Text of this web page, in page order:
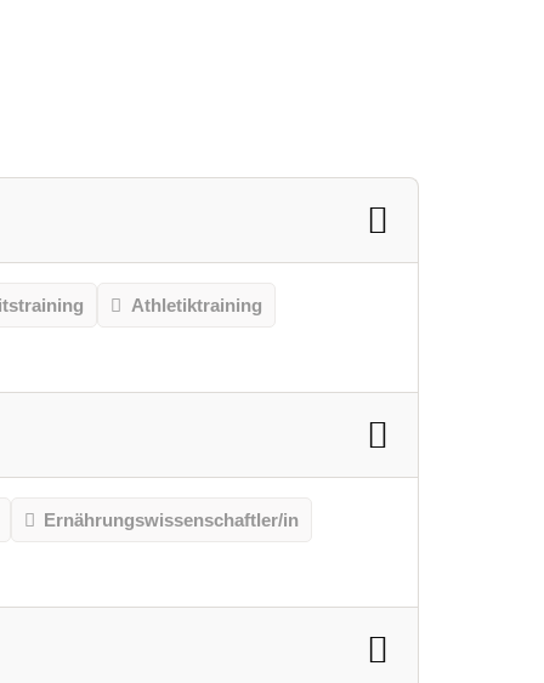
Athletiktraining
Ernährungswissenschaftler/in